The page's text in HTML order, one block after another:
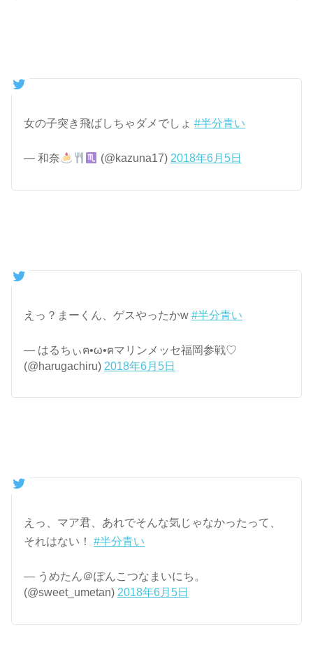
女の子突き飛ばしちゃダメでしょ#半分青い
— 和奈 (@kazuna17) 2018年6月5日
えっ？まーくん、ゲスやったかw#半分青い
— はるちぃฅ•ω•ฅマリンメッセ福岡参戦♡
(@harugachiru) 2018年6月5日
えっ、マア君、あれでそんな気じゃなかったって、
それはない！#半分青い
— うめたん＠ぽんこつなまいにち。
(@sweet_umetan) 2018年6月5日